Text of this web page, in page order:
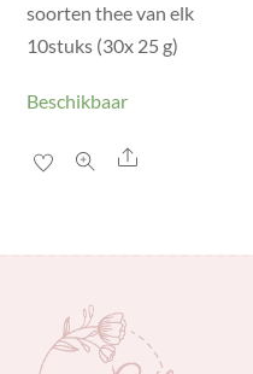
soorten thee van elk
10stuks (30x 25 g)
Beschikbaar
Share